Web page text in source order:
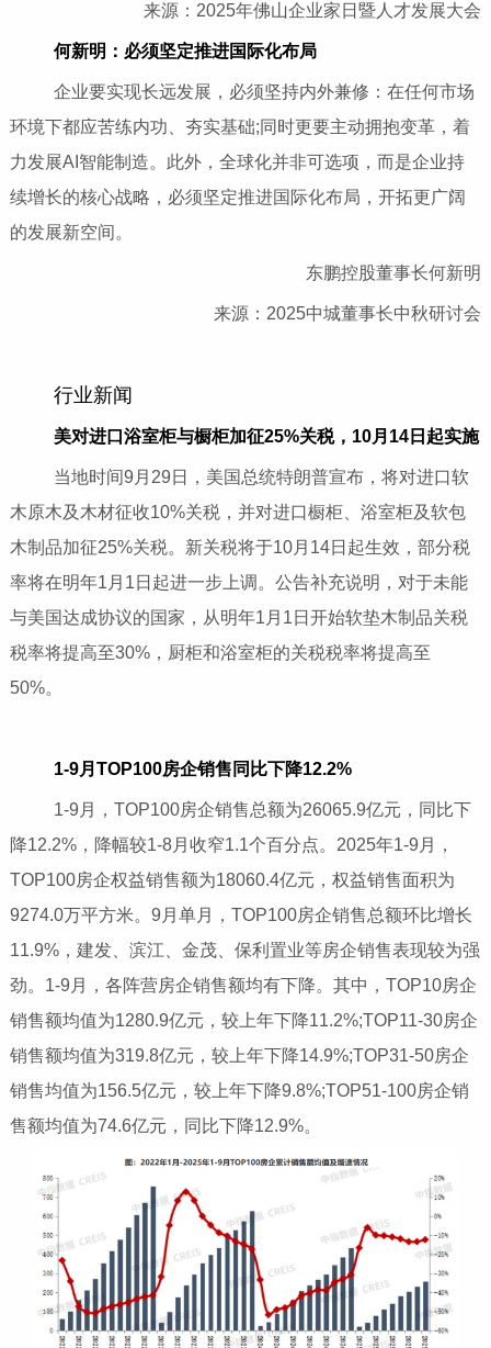
来源：2025年佛山企业家日暨人才发展大会
何新明：必须坚定推进国际化布局
企业要实现长远发展，必须坚持内外兼修：在任何市场
环境下都应苦练内功、夯实基础;同时更要主动拥抱变革，着
力发展AI智能制造。此外，全球化并非可选项，而是企业持
续增长的核心战略，必须坚定推进国际化布局，开拓更广阔
的发展新空间。
东鹏控股董事长何新明
来源：2025中城董事长中秋研讨会
行业新闻
美对进口浴室柜与橱柜加征25%关税，10月14日起实施
当地时间9月29日，美国总统特朗普宣布，将对进口软
木原木及木材征收10%关税，并对进口橱柜、浴室柜及软包
木制品加征25%关税。新关税将于10月14日起生效，部分税
率将在明年1月1日起进一步上调。公告补充说明，对于未能
与美国达成协议的国家，从明年1月1日开始软垫木制品关税
税率将提高至30%，厨柜和浴室柜的关税税率将提高至
50%。
1-9月TOP100房企销售同比下降12.2%
1-9月，TOP100房企销售总额为26065.9亿元，同比下
降12.2%，降幅较1-8月收窄1.1个百分点。2025年1-9月，
TOP100房企权益销售额为18060.4亿元，权益销售面积为
9274.0万平方米。9月单月，TOP100房企销售总额环比增长
11.9%，建发、滨江、金茂、保利置业等房企销售表现较为强
劲。1-9月，各阵营房企销售额均有下降。其中，TOP10房企
销售额均值为1280.9亿元，较上年下降11.2%;TOP11-30房企
销售额均值为319.8亿元，较上年下降14.9%;TOP31-50房企
销售均值为156.5亿元，较上年下降9.8%;TOP51-100房企销
售额均值为74.6亿元，同比下降12.9%。